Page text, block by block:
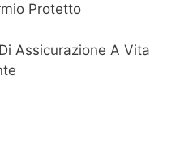
Protetto
Assicurazione A Vita